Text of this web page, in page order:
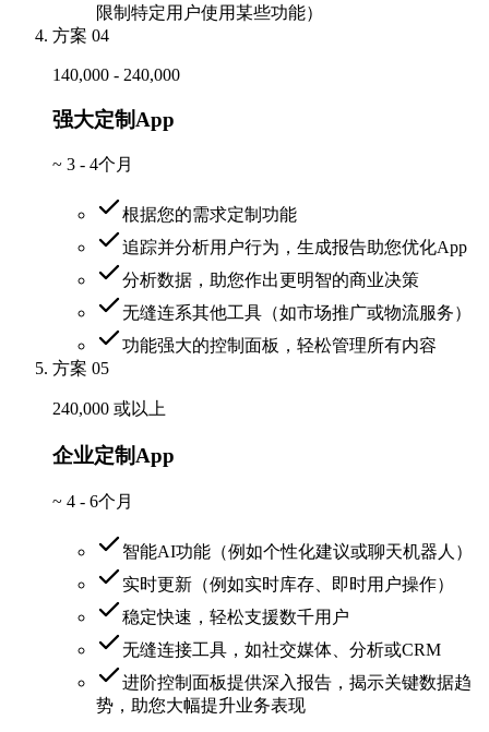
限制特定用户使用某些功能）
方案 04
140,000 - 240,000
强大定制App
~ 3 - 4个月
根据您的需求定制功能
追踪并分析用户行为，生成报告助您优化App
分析数据，助您作出更明智的商业决策
无缝连系其他工具（如市场推广或物流服务）
功能强大的控制面板，轻松管理所有内容
方案 05
240,000 或以上
企业定制App
~ 4 - 6个月
智能AI功能（例如个性化建议或聊天机器人）
实时更新（例如实时库存、即时用户操作）
稳定快速，轻松支援数千用户
无缝连接工具，如社交媒体、分析或CRM
进阶控制面板提供深入报告，揭示关键数据趋
势，助您大幅提升业务表现